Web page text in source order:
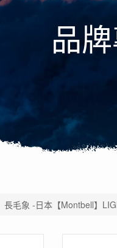
品
長毛象 -日本【Montbell】